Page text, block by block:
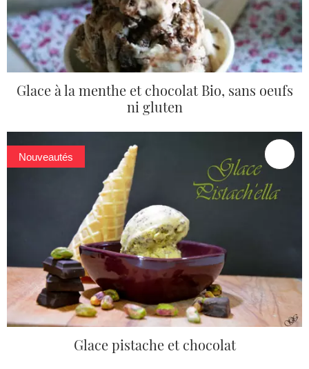
Glace à la menthe et chocolat Bio, sans oeufs
ni gluten
Nouveautés
Glace pistache et chocolat